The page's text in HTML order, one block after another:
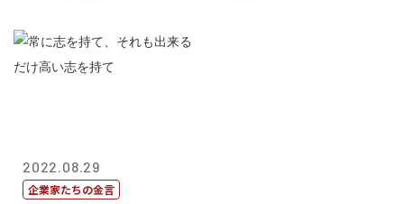
2022.08.29
企業家たちの金言